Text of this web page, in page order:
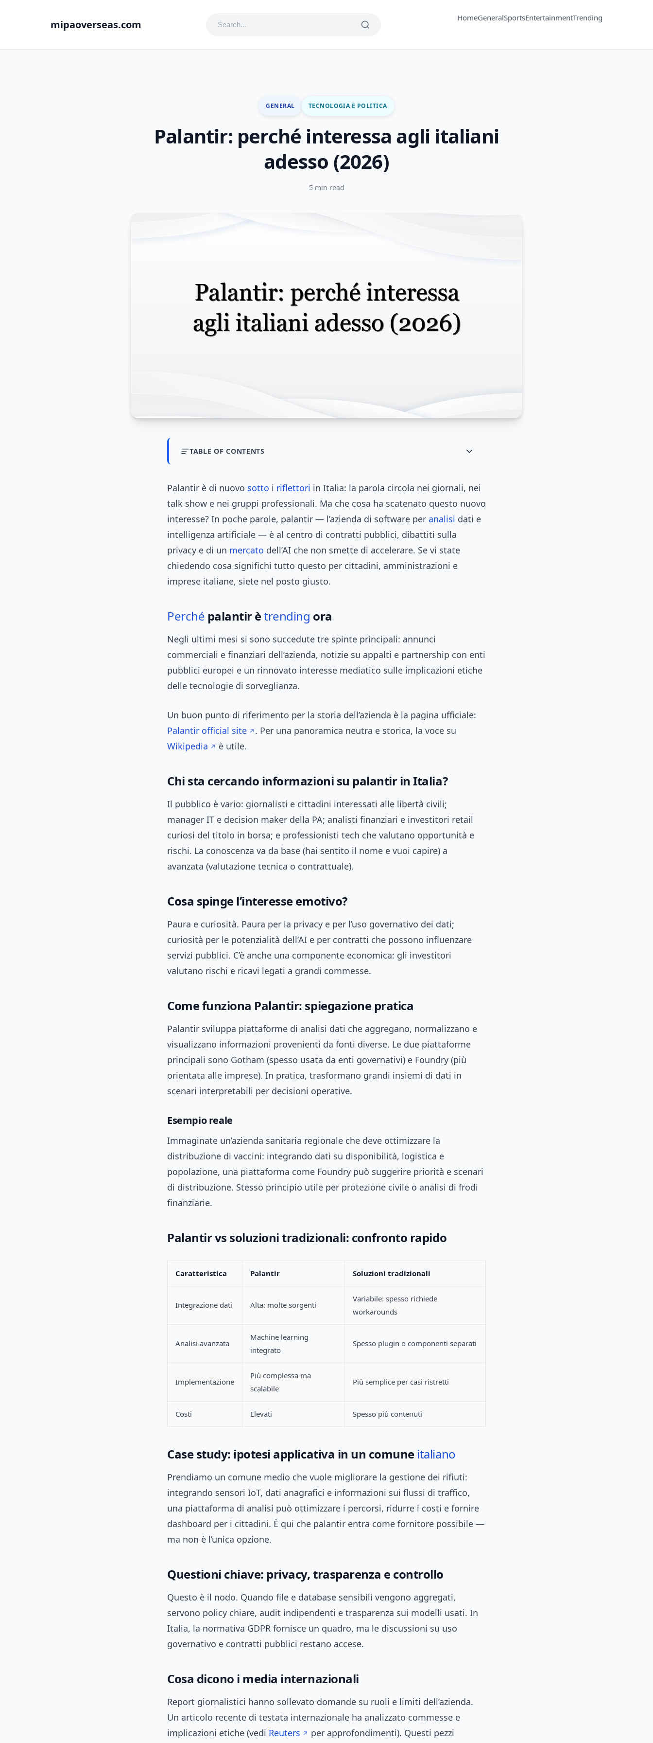
mipaoverseas.com
HomeGeneralSportsEntertainmentTrending
GENERAL TECNOLOGIA E POLITICA
Palantir: perché interessa agli italiani
adesso (2026)
5 min read
TABLE OF CONTENTS
Palantir è di nuovo sotto i riflettori in Italia: la parola circola nei giornali, nei
talk show e nei gruppi professionali. Ma che cosa ha scatenato questo nuovo
interesse? In poche parole, palantir — l’azienda di software per analisi dati e
intelligenza artificiale — è al centro di contratti pubblici, dibattiti sulla
privacy e di un mercato dell’AI che non smette di accelerare. Se vi state
chiedendo cosa significhi tutto questo per cittadini, amministrazioni e
imprese italiane, siete nel posto giusto.
Perché palantir ètrending ora
Negli ultimi mesi si sono succedute tre spinte principali: annunci
commerciali e finanziari dell’azienda, notizie su appalti e partnership con enti
pubblici europei e un rinnovato interesse mediatico sulle implicazioni etiche
delle tecnologie di sorveglianza.
Un buon punto di riferimento per la storia dell’azienda è la pagina ufficiale:
Palantir official site
. Per una panoramica neutra e storica, la voce su
Wikipedia
è utile.
Chi sta cercando informazioni su palantir in Italia?
Il pubblico è vario: giornalisti e cittadini interessati alle libertà civili;
manager IT e decision maker della PA; analisti finanziari e investitori retail
curiosi del titolo in borsa; e professionisti tech che valutano opportunità e
rischi. La conoscenza va da base (hai sentito il nome e vuoi capire) a
avanzata (valutazione tecnica o contrattuale).
Cosa spinge l’interesse emotivo?
Paura e curiosità. Paura per la privacy e per l’uso governativo dei dati;
curiosità per le potenzialità dell’AI e per contratti che possono influenzare
servizi pubblici. C’è anche una componente economica: gli investitori
valutano rischi e ricavi legati a grandi commesse.
Come funziona Palantir: spiegazione pratica
Palantir sviluppa piattaforme di analisi dati che aggregano, normalizzano e
visualizzano informazioni provenienti da fonti diverse. Le due piattaforme
principali sono Gotham (spesso usata da enti governativi) e Foundry (più
orientata alle imprese). In pratica, trasformano grandi insiemi di dati in
scenari interpretabili per decisioni operative.
Esempio reale
Immaginate un’azienda sanitaria regionale che deve ottimizzare la
distribuzione di vaccini: integrando dati su disponibilità, logistica e
popolazione, una piattaforma come Foundry può suggerire priorità e scenari
di distribuzione. Stesso principio utile per protezione civile o analisi di frodi
finanziarie.
Palantir vs soluzioni tradizionali: confronto rapido
Caratteristica Palantir Soluzioni tradizionali
Integrazione dati Alta: molte sorgenti
Variabile: spesso richiede
workarounds
Analisi avanzata
Machine learning
integrato
Spesso plugin o componenti separati
Implementazione
Più complessa ma
scalabile
Più semplice per casi ristretti
Costi Elevati Spesso più contenuti
Case study: ipotesi applicativa in un comune italiano
Prendiamo un comune medio che vuole migliorare la gestione dei rifiuti:
integrando sensori IoT, dati anagrafici e informazioni sui flussi di traffico,
una piattaforma di analisi può ottimizzare i percorsi, ridurre i costi e fornire
dashboard per i cittadini. È qui che palantir entra come fornitore possibile —
ma non è l’unica opzione.
Questioni chiave: privacy, trasparenza e controllo
Questo è il nodo. Quando file e database sensibili vengono aggregati,
servono policy chiare, audit indipendenti e trasparenza sui modelli usati. In
Italia, la normativa GDPR fornisce un quadro, ma le discussioni su uso
governativo e contratti pubblici restano accese.
Cosa dicono i media internazionali
Report giornalistici hanno sollevato domande su ruoli e limiti dell’azienda.
Un articolo recente di testata internazionale ha analizzato commesse e
implicazioni etiche (vedi Reuters
per approfondimenti). Questi pezzi